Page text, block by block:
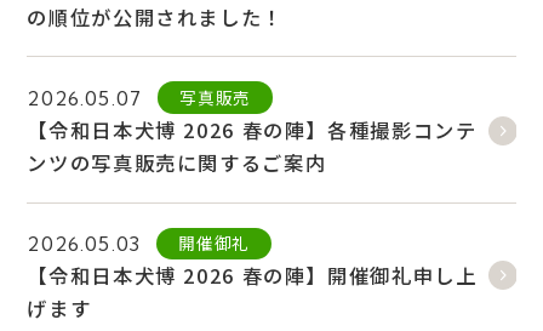
の順位が公開されました！
2026.05.07 写真販売
【令和日本犬博 2026 春の陣】各種撮影コンテ
ンツの写真販売に関するご案内
2026.05.03 開催御礼
【令和日本犬博 2026 春の陣】開催御礼申し上
げます